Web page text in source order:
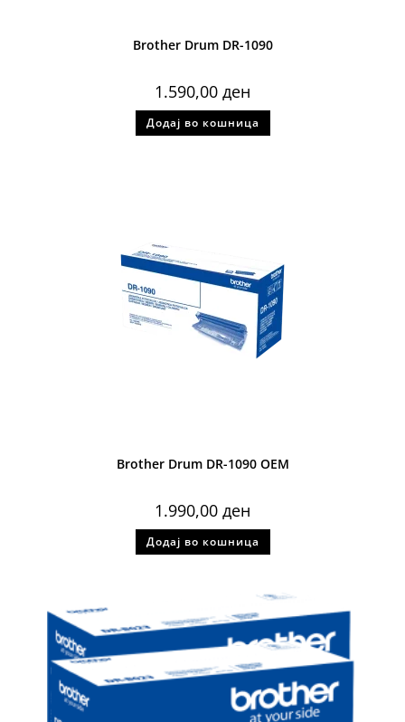
Brother Drum DR-1090
1.590,00 ден
Додај во кошница
Brother Drum DR-1090 OEM
1.990,00 ден
Додај во кошница